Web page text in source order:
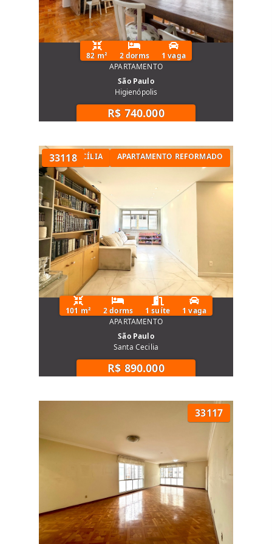
82 m² 2 dorms
1 vaga
APARTAMENTO
São Paulo
Higienópolis
R$ 740.000
33118
NA SANTA CECÍLIA APARTAMENTO REFORMADO
101 m² 2 dorms 1 suíte
1 vaga
APARTAMENTO
São Paulo
Santa Cecilia
R$ 890.000
33117